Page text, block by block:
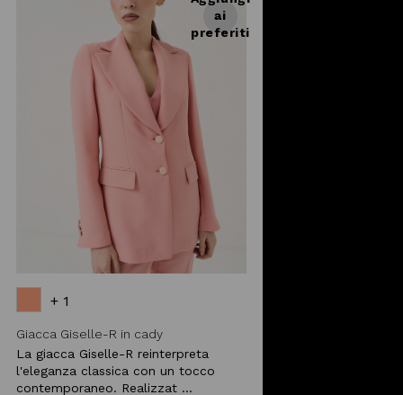
ai
preferiti
+ 1
Giacca Giselle-R in cady
La giacca Giselle-R reinterpreta
l'eleganza classica con un tocco
contemporaneo. Realizzat ...